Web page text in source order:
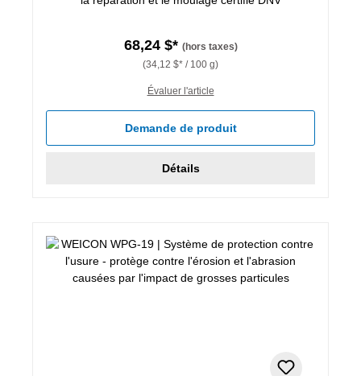
68,24 $* (hors taxes)
(34,12 $* / 100 g)
Évaluer l'article
Demande de produit
Détails